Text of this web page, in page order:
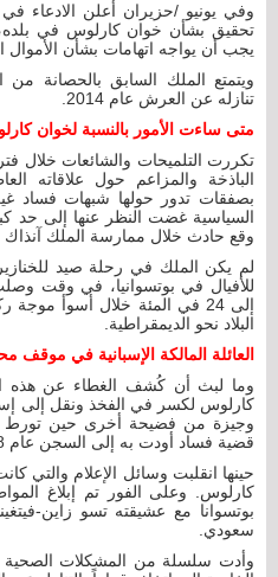
وفي يونيو /حزيران أعلن الادعاء في
تحقيق بشأن خوان كارلوس في بلده،
يجب أن يواجه اتهامات بشأن الأموال
ويتمتع الملك السابق بالحصانة
تنازله عن العرش عام 2014.
متى ساءت الأمور بالنسبة لخوان
تكررت التلميحات والشائعات خلال
الباذخة والمزاعم حول علاقاته
بصفقات تدور حولها شبهات فساد
وقع حادث خلال ممارسة الملك آنذاك
لم يكن الملك في رحلة صيد للخنازير
للأفيال في بوتسوانيا، في وقت
إلى 24 في المئة خلال أسوأ
البلاد نحو الديمقراطية.
العائلة المالكة الإسبانية في موقف
وما لبث أن كُشف الغطاء عن هذه
كارلوس لكسر في الفخذ ونقل إلى
وجيزة من فضيحة أخرى حين تورط
قضية فساد أودت به إلى السجن عام 2018.
حينها انقلبت وسائل الإعلام والتي
كارلوس. وعلى الفور تم إبلاغ
بوتسوانا مع عشيقته تسو زاين-
سعودي.
وأدت سلسلة من المشكلات الصحية